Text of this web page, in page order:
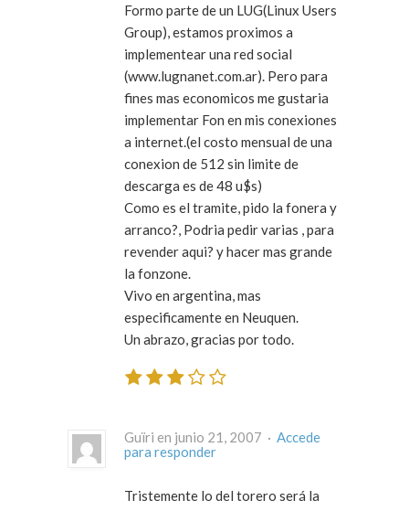
Formo parte de un LUG(Linux Users
Group), estamos proximos a
implementear una red social
(www.lugnanet.com.ar). Pero para
fines mas economicos me gustaria
implementar Fon en mis conexiones
a internet.(el costo mensual de una
conexion de 512 sin limite de
descarga es de 48 u$s)
Como es el tramite, pido la fonera y
arranco?, Podria pedir varias , para
revender aqui? y hacer mas grande
la fonzone.
Vivo en argentina, mas
especificamente en Neuquen.
Un abrazo, gracias por todo.
Guïri en junio 21, 2007 · Accede
para responder
Tristemente lo del torero será la